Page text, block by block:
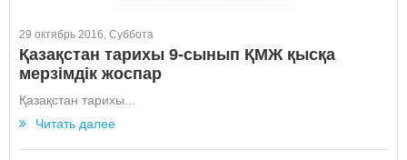
29 октябрь 2016, Суббота
Қазақстан тарихы 9-сынып ҚМЖ қысқа
мерзімдік жоспар
Қазақстан тарихы...
Читать далее